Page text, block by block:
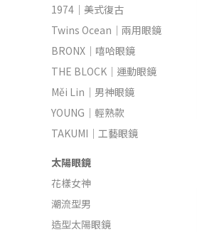
1974｜美式復古
Twins Ocean｜兩用眼鏡
BRONX｜嘻哈眼鏡
THE BLOCK｜運動眼鏡
Měi Lin｜男神眼鏡
YOUNG｜輕熟款
TAKUMI｜工藝眼鏡
太陽眼鏡
花樣女神
潮流型男
造型太陽眼鏡